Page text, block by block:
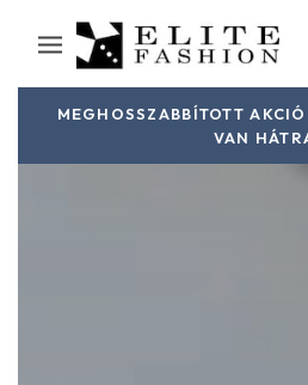
MEGHOSSZABBÍTOTT
VAN